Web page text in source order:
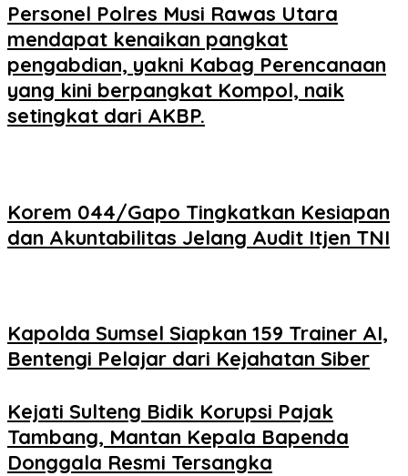
Personel Polres Musi Rawas Utara
mendapat kenaikan pangkat
pengabdian, yakni Kabag Perencanaan
yang kini berpangkat Kompol, naik
setingkat dari AKBP.
Korem 044/Gapo Tingkatkan Kesiapan
dan Akuntabilitas Jelang Audit Itjen TNI
Kapolda Sumsel Siapkan 159 Trainer AI,
Bentengi Pelajar dari Kejahatan Siber
Kejati Sulteng Bidik Korupsi Pajak
Tambang, Mantan Kepala Bapenda
Donggala Resmi Tersangka